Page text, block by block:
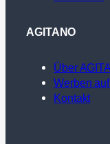
AGITANO
Über
Werben
Kontakt